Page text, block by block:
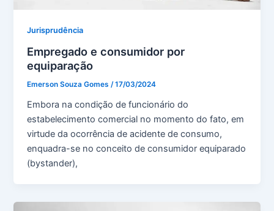
Jurisprudência
Empregado e consumidor por
equiparação
Emerson Souza Gomes/17/03/2024
Embora na condição de funcionário do
estabelecimento comercial no momento do fato, em
virtude da ocorrência de acidente de consumo,
enquadra-se no conceito de consumidor equiparado
(bystander),